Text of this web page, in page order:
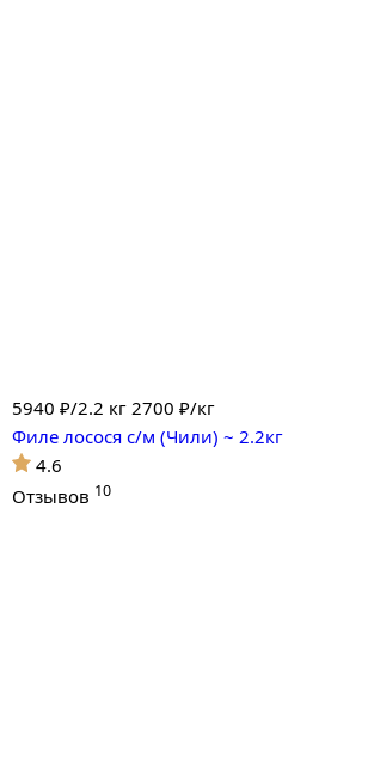
5940 ₽/2.2 кг 2700 ₽/кг
Филе лосося с/м (Чили) ~ 2.2кг
4.6
Отзывов 10